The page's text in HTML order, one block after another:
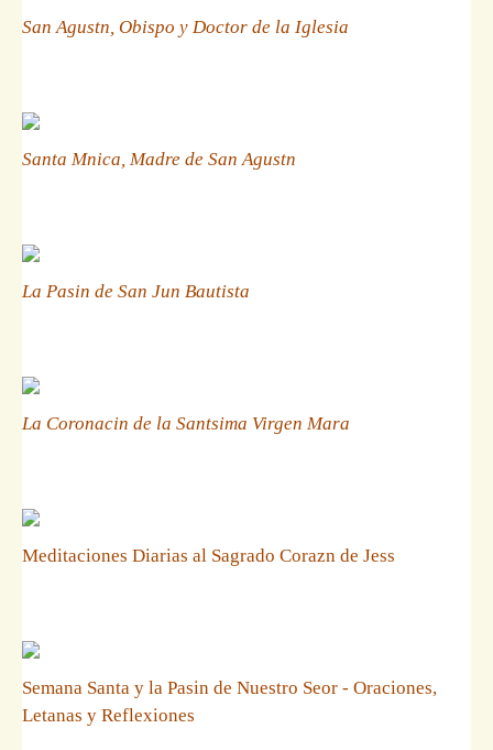
San Agustn, Obispo y Doctor de la Iglesia
Santa Mnica, Madre de San Agustn
La Pasin de San Jun Bautista
La Coronacin de la Santsima Virgen Mara
Meditaciones Diarias al Sagrado Corazn de Jess
Semana Santa y la Pasin de Nuestro Seor - Oraciones,
Letanas y Reflexiones